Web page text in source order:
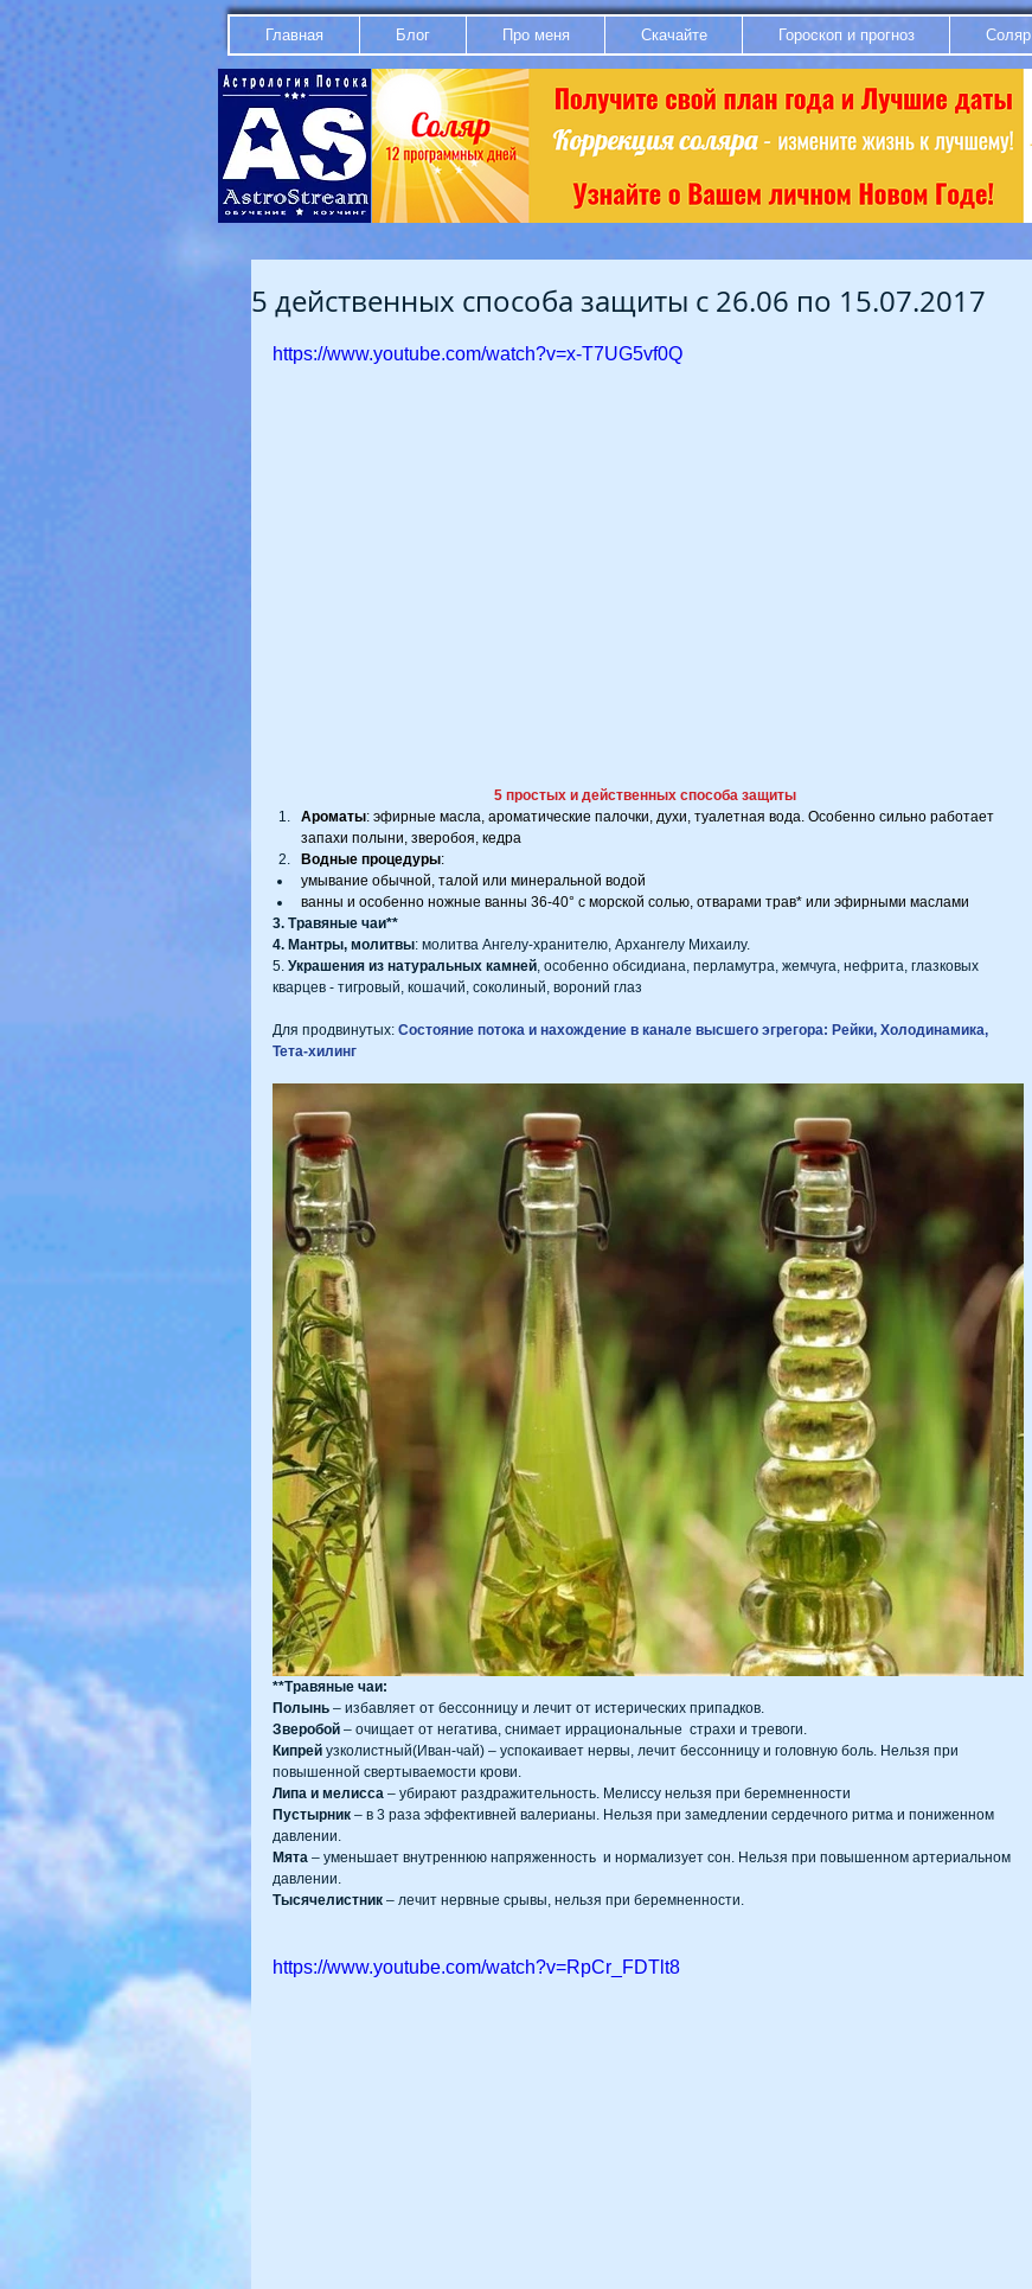
Главная Блог Про меня Скачайте Гороскоп и прогноз Соляр
5 действенных способа защиты с 26.06 по 15.07.2017
https://www.youtube.com/watch?v=x-T7UG5vf0Q
5 простых и действенных способа защиты
Ароматы: эфирные масла, ароматические палочки, духи, туалетная вода. Особенно сильно работает
запахи полыни, зверобоя, кедра
Водные процедуры:
умывание обычной, талой или минеральной водой
ванны и особенно ножные ванны 36-40° с морской солью, отварами трав* или эфирными маслами
3. Травяные чаи**
4. Мантры, молитвы: молитва Ангелу-хранителю, Архангелу Михаилу.
5. Украшения из натуральных камней , особенно обсидиана, перламутра, жемчуга, нефрита, глазковых
кварцев - тигровый, кошачий, соколиный, вороний глаз
Для продвинутых: Состояние потока и нахождение в канале высшего эгрегора: Рейки, Холодинамика,
Тета-хилинг
**Травяные чаи:
Полынь – избавляет от бессонницу и лечит от истерических припадков.
Зверобой – очищает от негатива, снимает иррациональные  страхи и тревоги.
Кипрей узколистный(Иван-чай) – успокаивает нервы, лечит бессонницу и головную боль. Нельзя при
повышенной свертываемости крови.
Липа и мелисса – убирают раздражительность. Мелиссу нельзя при беремненности
Пустырник – в 3 раза эффективней валерианы. Нельзя при замедлении сердечного ритма и пониженном
давлении.
Мята – уменьшает внутреннюю напряженность  и нормализует сон. Нельзя при повышенном артериальном
давлении.
Тысячелистник – лечит нервные срывы, нельзя при беремненности.
https://www.youtube.com/watch?v=RpCr_FDTlt8